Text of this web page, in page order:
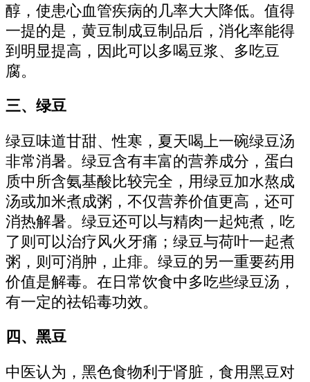
醇，使患心血管疾病的几率大大降低。值得
一提的是，黄豆制成豆制品后，消化率能得
到明显提高，因此可以多喝豆浆、多吃豆
腐。
三、绿豆
绿豆味道甘甜、性寒，夏天喝上一碗绿豆汤
非常消暑。绿豆含有丰富的营养成分，蛋白
质中所含氨基酸比较完全，用绿豆加水熬成
汤或加米煮成粥，不仅营养价值更高，还可
消热解暑。绿豆还可以与精肉一起炖煮，吃
了则可以治疗风火牙痛；绿豆与荷叶一起煮
粥，则可消肿，止痱。绿豆的另一重要药用
价值是解毒。在日常饮食中多吃些绿豆汤，
有一定的祛铅毒功效。
四、黑豆
中医认为，黑色食物利于肾脏，食用黑豆对